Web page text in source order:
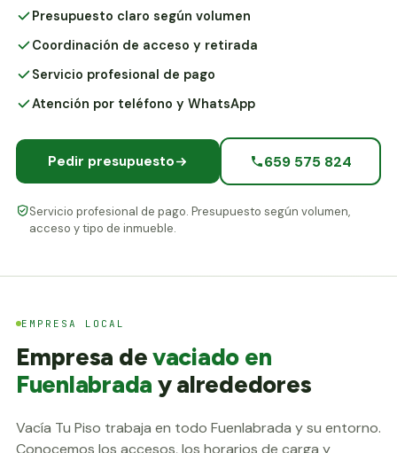
Presupuesto claro según volumen
Coordinación de acceso y retirada
Servicio profesional de pago
Atención por teléfono y WhatsApp
Pedir presupuesto 659 575 824
Servicio profesional de pago. Presupuesto según volumen,
acceso y tipo de inmueble.
EMPRESA LOCAL
Empresa devaciado en
Fuenlabrada y alrededores
Vacía Tu Piso trabaja en todo Fuenlabrada y su entorno.
Conocemos los accesos, los horarios de carga y